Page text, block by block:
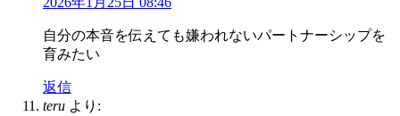
自分の本音を伝えても嫌われないパートナーシップを
育みたい
返信
teru より: